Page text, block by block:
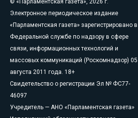
© «Парламентская газета», 2026 г.
Электронное периодическое издание
«Парламентская газета» зарегистрировано в
Федеральной службе по надзору в сфере
связи, информационных технологий и
массовых коммуникаций (Роскомнадзор) 05
августа 2011 года. 18+
Свидетельство о регистрации Эл № ФС77-
46097
Учредитель — АНО «Парламентская газета»